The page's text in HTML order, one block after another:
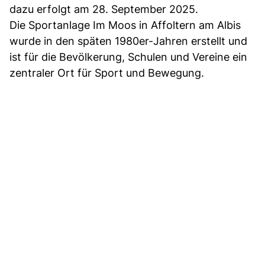
dazu erfolgt am 28. September 2025.
Die Sportanlage Im Moos in Affoltern am Albis
wurde in den späten 1980er-Jahren erstellt und
ist für die Bevölkerung, Schulen und Vereine ein
zentraler Ort für Sport und Bewegung.